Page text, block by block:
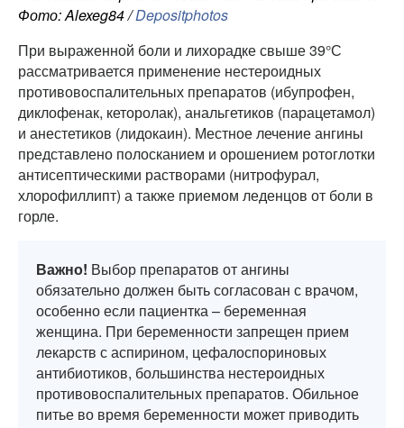
Фото: Alexeg84 /Depositphotos
При выраженной боли и лихорадке свыше 39°С
рассматривается применение нестероидных
противовоспалительных препаратов (ибупрофен,
диклофенак, кеторолак), анальгетиков (парацетамол)
и анестетиков (лидокаин). Местное лечение ангины
представлено полосканием и орошением ротоглотки
антисептическими растворами (нитрофурал,
хлорофиллипт) а также приемом леденцов от боли в
горле.
Важно! Выбор препаратов от ангины
обязательно должен быть согласован с врачом,
особенно если пациентка – беременная
женщина. При беременности запрещен прием
лекарств с аспирином, цефалоспориновых
антибиотиков, большинства нестероидных
противовоспалительных препаратов. Обильное
питье во время беременности может приводить